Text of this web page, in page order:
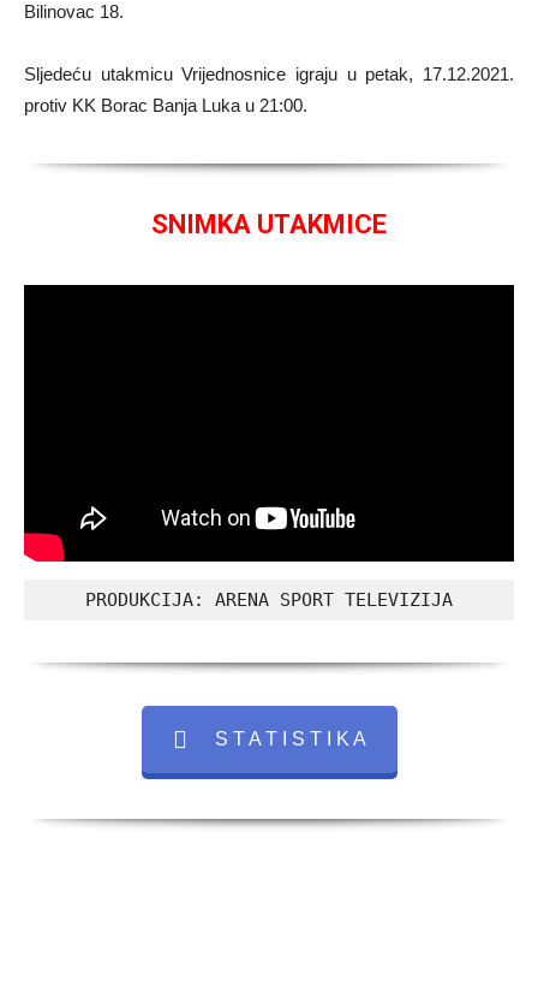
Bilinovac 18.
Sljedeću utakmicu Vrijednosnice igraju u petak, 17.12.2021.
protiv KK Borac Banja Luka u 21:00.
SNIMKA UTAKMICE
PRODUKCIJA: ARENA SPORT TELEVIZIJA
S T A T I S T I K A